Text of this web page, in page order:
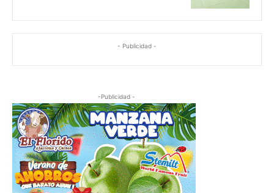
- Publicidad -
-Publicidad -